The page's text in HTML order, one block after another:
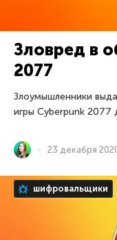
Зловред в
2077
Злоумышленники
игры Cyberpunk 2077
23 декабря
шифровальщики